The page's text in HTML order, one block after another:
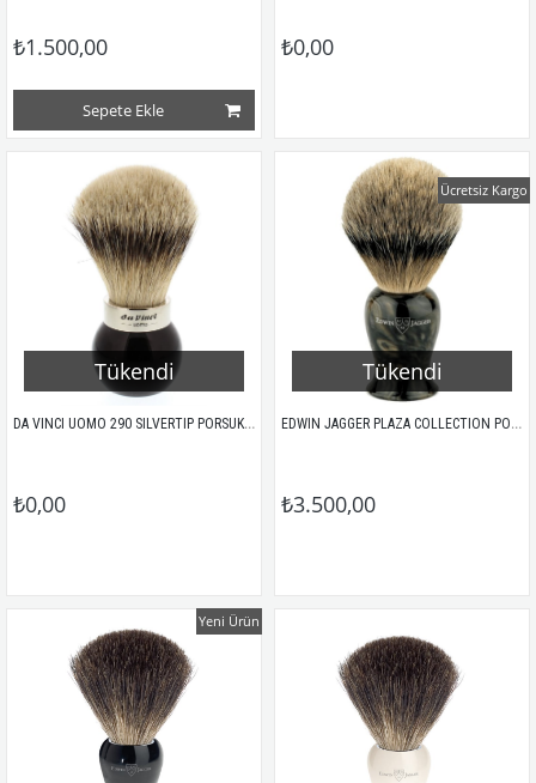
₺1.500,00
Sepete Ekle
₺0,00
Tükendi
DA VINCI UOMO 290 SILVERTIP PORSUK KILI TIRAŞ FIRÇASI
₺0,00
Tükendi
EDWIN JAGGER PLAZA COLLECTION PORSUK KILI TIRAŞ FIRÇASI BEST BMPSBBB
₺3.500,00
Ücretsiz Kargo
Yeni Ürün